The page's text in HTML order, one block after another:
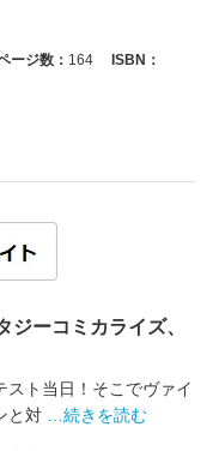
ージ数： 164
ISBN：
ーコミカライズ、
ト当日！そこでヴァイ
と対
…続きを読む